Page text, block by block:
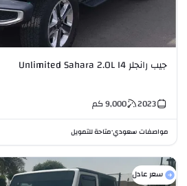
جيب رانجلر Unlimited Sahara 2.0L I4
2023
9,000كم
مواصفات سعودي•متاحة للتمويل
سعر عادل